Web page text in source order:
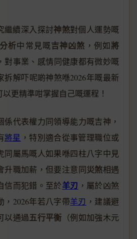
繼續深入探討神煞對個人運勢嘅
析中常見嘅吉神凶煞 ，例如將
對事業、感情同健康都有微妙嘅
拆解吓呢啲神煞喺2026年嘅最新
更精準咁掌握自己嘅運程！
係代表權力同領導能力嘅吉神，
將星 ，特別適合從事管理職位或
同屬馬嘅人如果喺四柱八字中見
升職加薪，但要注意同災煞相遇
信而犯錯。至於羊刃 ，屬於凶煞
，2026年若八字帶羊刃 ，建議避
以通過五行平衡 （例如加強木元